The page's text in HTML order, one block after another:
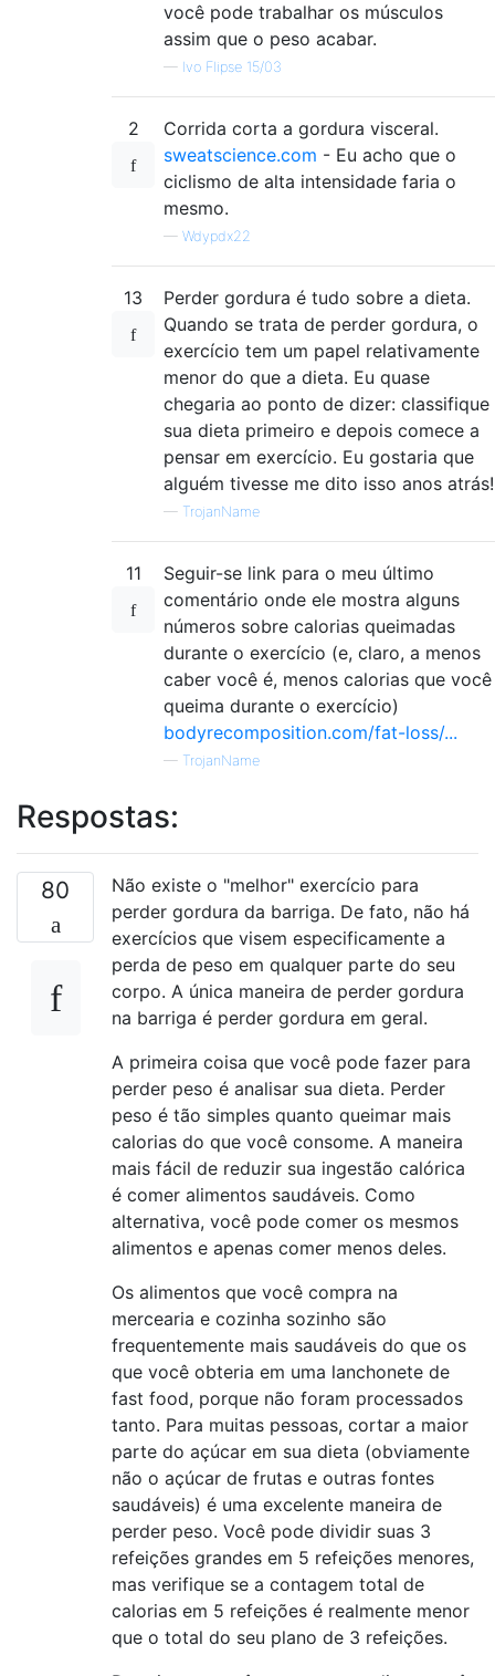
você pode trabalhar os músculos
assim que o peso acabar.
— Ivo Flipse 15/03
2
Corrida corta a gordura visceral.
sweatscience.com - Eu acho que o
ciclismo de alta intensidade faria o
mesmo.
— Wdypdx22
13
Perder gordura é tudo sobre a dieta.
Quando se trata de perder gordura, o
exercício tem um papel relativamente
menor do que a dieta. Eu quase
chegaria ao ponto de dizer: classifique
sua dieta primeiro e depois comece a
pensar em exercício. Eu gostaria que
alguém tivesse me dito isso anos atrás!
— TrojanName
11
Seguir-se link para o meu último
comentário onde ele mostra alguns
números sobre calorias queimadas
durante o exercício (e, claro, a menos
caber você é, menos calorias que você
queima durante o exercício)
bodyrecomposition.com/fat-loss/...
— TrojanName
Respostas:
80
Não existe o "melhor" exercício para
perder gordura da barriga. De fato, não há
exercícios que visem especificamente a
perda de peso em qualquer parte do seu
corpo. A única maneira de perder gordura
na barriga é perder gordura em geral.
A primeira coisa que você pode fazer para
perder peso é analisar sua dieta. Perder
peso é tão simples quanto queimar mais
calorias do que você consome. A maneira
mais fácil de reduzir sua ingestão calórica
é comer alimentos saudáveis. Como
alternativa, você pode comer os mesmos
alimentos e apenas comer menos deles.
Os alimentos que você compra na
mercearia e cozinha sozinho são
frequentemente mais saudáveis ​​do que os
que você obteria em uma lanchonete de
fast food, porque não foram processados ​​
tanto. Para muitas pessoas, cortar a maior
parte do açúcar em sua dieta (obviamente
não o açúcar de frutas e outras fontes
saudáveis) é uma excelente maneira de
perder peso. Você pode dividir suas 3
refeições grandes em 5 refeições menores,
mas verifique se a contagem total de
calorias em 5 refeições é realmente menor
que o total do seu plano de 3 refeições.